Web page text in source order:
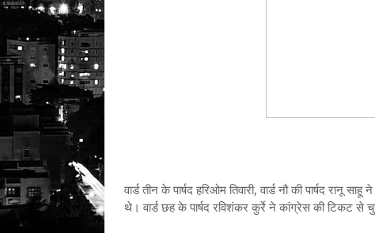
वार्ड तीन के पार्षद हरिओम तिवारी, वार्ड नौ की पार्षद रानू
थे। वार्ड छह के पार्षद रविशंकर कुर्रे ने कांग्रेस की टिकट से